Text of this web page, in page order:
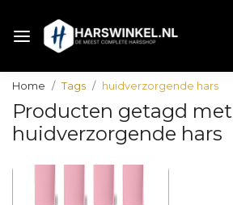
Home Tags huidverzorgende hars
Producten getagd met
huidverzorgende hars